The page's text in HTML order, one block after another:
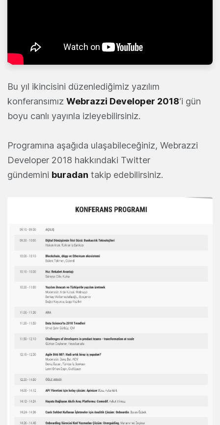
Bu yıl ikincisini düzenlediğimiz yazılım
konferansımız Webrazzi Developer 2018‘i gün
boyu canlı yayınla izleyebilirsiniz.
Programına aşağıda ulaşabileceğiniz, Webrazzi
Developer 2018 hakkındaki Twitter
gündemini buradan takip edebilirsiniz.